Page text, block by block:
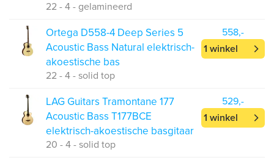
22 - 4 - gelamineerd
Ortega D558-4 Deep Series 5
Acoustic Bass Natural elektrisch-
akoestische bas
22 - 4 - solid top
558,-
1 winkel
LAG Guitars Tramontane 177
Acoustic Bass T177BCE
elektrisch-akoestische basgitaar
20 - 4 - solid top
529,-
1 winkel